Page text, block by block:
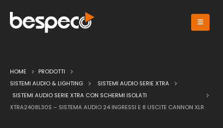
HOME
PRODOTTI
SISTEMI AUDIO & LIGHTING
SISTEMI AUDIO SERIE XTRA
SISTEMI AUDIO SERIE XTRA CON SCHERMI ISOLATI
XTRA2408L30S – SISTEMA AUDIO 24 INGRESSI E 8 USCITE CANNON XLR